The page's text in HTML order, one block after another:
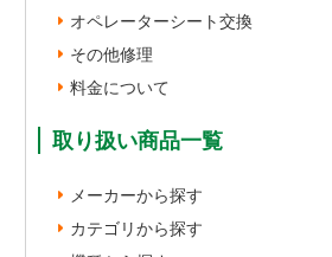
オペレーターシート交換
その他修理
料金について
取り扱い商品一覧
メーカーから探す
カテゴリから探す